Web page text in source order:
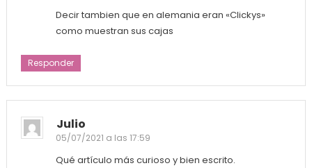
Decir tambien que en alemania eran «Clickys»
como muestran sus cajas
Responder
Julio
05/07/2021 a las 17:59
Qué artículo más curioso y bien escrito.